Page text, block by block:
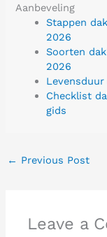
Aanbeveling
Stappen
2026
Soorten
2026
Checklist
gids
← Previous Post
Leave a